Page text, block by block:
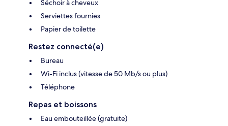
Séchoir à cheveux
Serviettes fournies
Papier de toilette
Restez connecté(e)
Bureau
Wi-Fi inclus (vitesse de 50 Mb/s ou plus)
Téléphone
Repas et boissons
Eau embouteillée (gratuite)